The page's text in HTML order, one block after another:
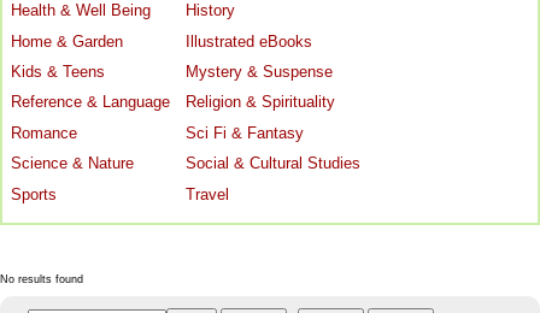
Health & Well Being
History
Home & Garden
Illustrated eBooks
Kids & Teens
Mystery & Suspense
Reference & Language
Religion & Spirituality
Romance
Sci Fi & Fantasy
Science & Nature
Social & Cultural Studies
Sports
Travel
No results found